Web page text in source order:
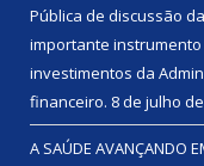
Pública de discussão
importante
investimentos da
financeiro. 8 de julho
A SAÚDE AVANÇANDO